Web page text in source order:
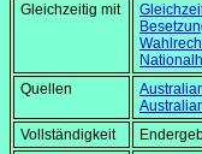
Gleichzeitig mit
Quellen
Vollständigkeit